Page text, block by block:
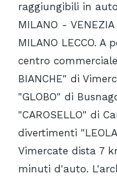
raggiungibili in
MILANO -
MILANO LECCO.
centro
BIANCHE" di
"GLOBO" di
"CAROSELLO" di
divertimenti
Vimercate dista 7
minuti d'auto.